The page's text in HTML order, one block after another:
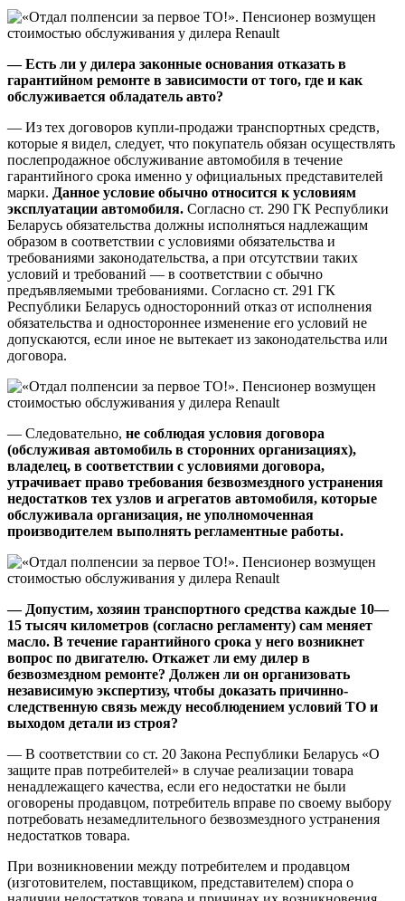
— Есть ли у дилера законные основания отказать в
гарантийном ремонте в зависимости от того, где и как
обслуживается обладатель авто?
— Из тех договоров купли-продажи транспортных средств,
которые я видел, следует, что покупатель обязан осуществлять
послепродажное обслуживание автомобиля в течение
гарантийного срока именно у официальных представителей
марки. Данное условие обычно относится к условиям
эксплуатации автомобиля. Согласно ст. 290 ГК Республики
Беларусь обязательства должны исполняться надлежащим
образом в соответствии с условиями обязательства и
требованиями законодательства, а при отсутствии таких
условий и требований — в соответствии с обычно
предъявляемыми требованиями. Согласно ст. 291 ГК
Республики Беларусь односторонний отказ от исполнения
обязательства и одностороннее изменение его условий не
допускаются, если иное не вытекает из законодательства или
договора.
— Следовательно, не соблюдая условия договора
(обслуживая автомобиль в сторонних организациях),
владелец, в соответствии с условиями договора,
утрачивает право требования безвозмездного устранения
недостатков тех узлов и агрегатов автомобиля, которые
обслуживала организация, не уполномоченная
производителем выполнять регламентные работы.
— Допустим, хозяин транспортного средства каждые 10—
15 тысяч километров (согласно регламенту) сам меняет
масло. В течение гарантийного срока у него возникнет
вопрос по двигателю. Откажет ли ему дилер в
безвозмездном ремонте? Должен ли он организовать
независимую экспертизу, чтобы доказать причинно-
следственную связь между несоблюдением условий ТО и
выходом детали из строя?
— В соответствии со ст. 20 Закона Республики Беларусь «О
защите прав потребителей» в случае реализации товара
ненадлежащего качества, если его недостатки не были
оговорены продавцом, потребитель вправе по своему выбору
потребовать незамедлительного безвозмездного устранения
недостатков товара.
При возникновении между потребителем и продавцом
(изготовителем, поставщиком, представителем) спора о